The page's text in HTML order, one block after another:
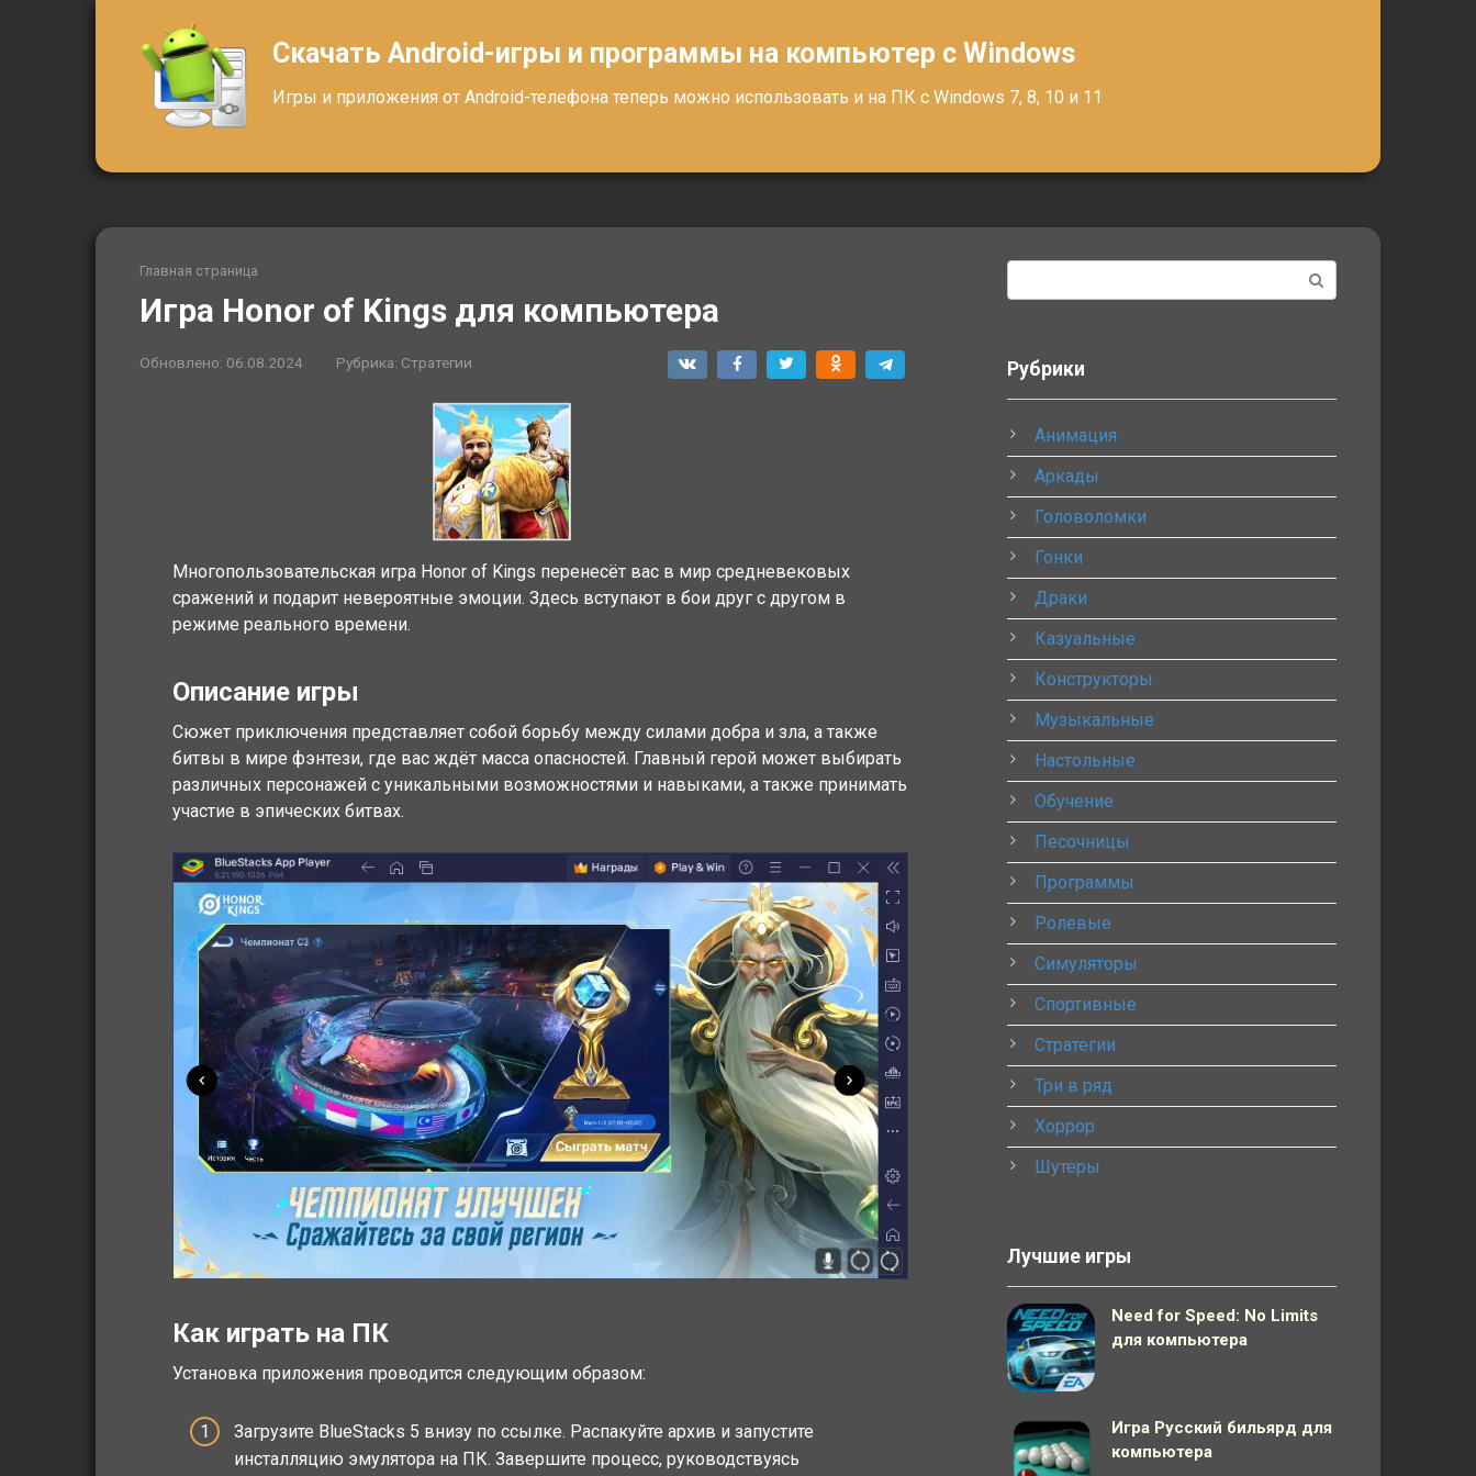
Скачать Android-игры и программы на компьютер с Windows
Игры и приложения от Android-телефона теперь можно использовать и на ПК с Windows 7, 8, 10 и 11
Главная страница
Игра Honor of Kings для компьютера
Обновлено: 06.08.2024 Рубрика: Стратегии
Многопользовательская игра Honor of Kings перенесёт вас в мир средневековых
сражений и подарит невероятные эмоции. Здесь вступают в бои друг с другом в
режиме реального времени.
Описание игры
Сюжет приключения представляет собой борьбу между силами добра и зла, а также
битвы в мире фэнтези, где вас ждёт масса опасностей. Главный герой может выбирать
различных персонажей с уникальными возможностями и навыками, а также принимать
участие в эпических битвах.
Как играть на ПК
Установка приложения проводится следующим образом:
Загрузите BlueStacks 5 внизу по ссылке. Распакуйте архив и запустите
инсталляцию эмулятора на ПК. Завершите процесс, руководствуясь
Рубрики
Анимация
Аркады
Головоломки
Гонки
Драки
Казуальные
Конструкторы
Музыкальные
Настольные
Обучение
Песочницы
Программы
Ролевые
Симуляторы
Спортивные
Стратегии
Три в ряд
Хоррор
Шутеры
Лучшие игры
Need for Speed: No Limits
для компьютера
Игра Русский бильярд для
компьютера